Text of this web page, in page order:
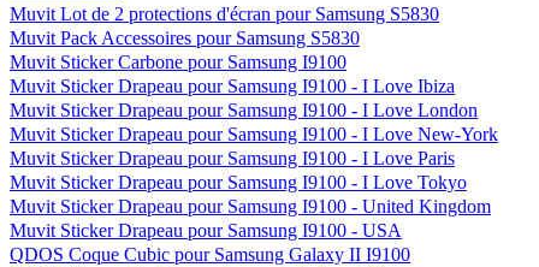
Muvit Lot de 2 protections d'écran pour Samsung S5830
Muvit Pack Accessoires pour Samsung S5830
Muvit Sticker Carbone pour Samsung I9100
Muvit Sticker Drapeau pour Samsung I9100 - I Love Ibiza
Muvit Sticker Drapeau pour Samsung I9100 - I Love London
Muvit Sticker Drapeau pour Samsung I9100 - I Love New-York
Muvit Sticker Drapeau pour Samsung I9100 - I Love Paris
Muvit Sticker Drapeau pour Samsung I9100 - I Love Tokyo
Muvit Sticker Drapeau pour Samsung I9100 - United Kingdom
Muvit Sticker Drapeau pour Samsung I9100 - USA
QDOS Coque Cubic pour Samsung Galaxy II I9100